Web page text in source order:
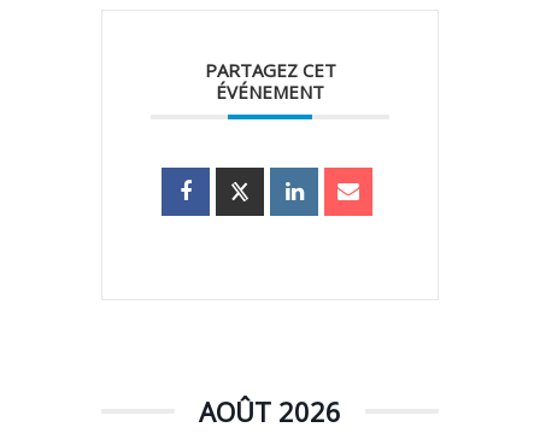
PARTAGEZ CET
ÉVÉNEMENT
AOÛT 2026